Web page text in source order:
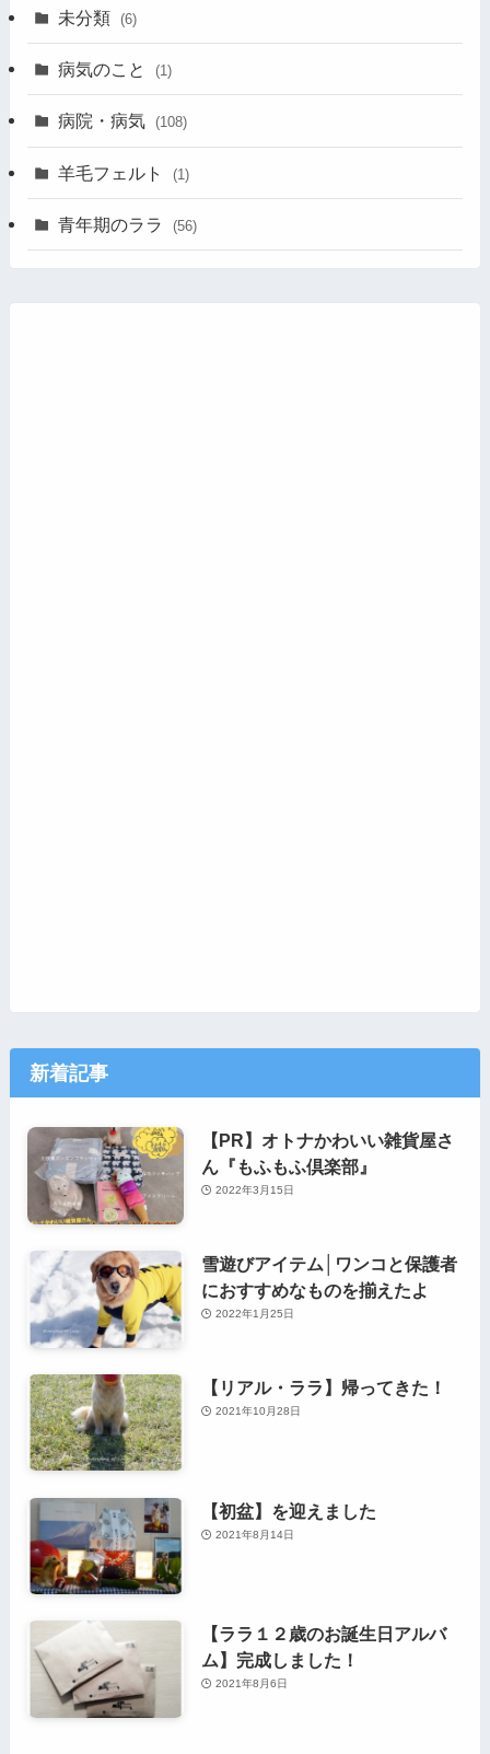
未分類 (6)
病気のこと (1)
病院・病気 (108)
羊毛フェルト (1)
青年期のララ (56)
新着記事
【PR】オトナかわいい雑貨屋さ
ん『もふもふ倶楽部』
2022年3月15日
雪遊びアイテム│ワンコと保護者
におすすめなものを揃えたよ
2022年1月25日
【リアル・ララ】帰ってきた！
2021年10月28日
【初盆】を迎えました
2021年8月14日
【ララ１２歳のお誕生日アルバ
ム】完成しました！
2021年8月6日